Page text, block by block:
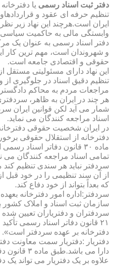
دفتر ثبت اسناد رسمی یا
تنظیم حرفه ای عقود و
ایران است.هرچند این نهاد زیر
وابستگی مالی به حاکمیت
دفتر اسناد رسمی به عنوان یک
و شهروندان است، مهم ترین کار
حقوقی و اقتصادی جامعه است.
این نهاد دارای مسئولیتی
تنظیم دقیق اسناد در جلوگیری
مراجعات مردم به محاکم
هر چند در ایران به ظاهر،
شمار می آید لکن قوانین ایران
اسناد مراجعه کنندگان می نماید.
در ایران شخصیت حقوقی
دفترخانه از استقلال حقوقی
ماده ۳۰ قانون دفاتر اسناد
تمامی اسناد مراجعه کنندگان
سردفتر نباید هر سندی تنظیم
از آن سند تنظیمی را در خود قبل
که بعداً بتواند از خود دفاع کند.
سردفتر:اداره امور دفترخانه
سازمان ثبت اسناد و املاک
سردفتران و دفتریاران تعیین
۲۱ قانون دفاتر اسناد رسمی
دفترخانه بر عهده سردفتر است».
دفتریار :دفتریار سمت معاونت
دارا می
علاوه بر یک دفتریار می تواند یک